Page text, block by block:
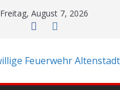
Freitag, August 7, 2026